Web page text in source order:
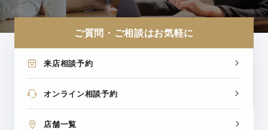
ご質問・ご相談はお気軽に
来店相談予約
オンライン相談予約
店舗一覧